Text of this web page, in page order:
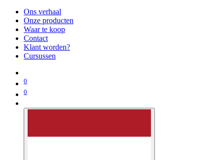
Ons verhaal
Onze producten
Waar te koop
Contact
Klant worden?
Cursussen
0
0